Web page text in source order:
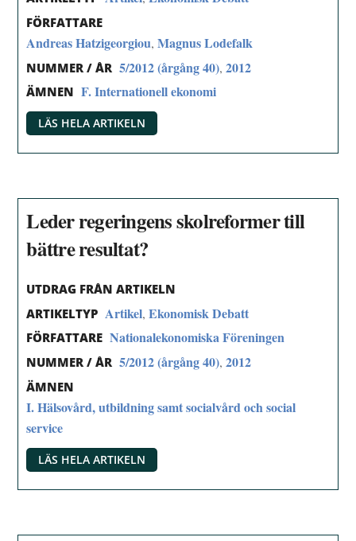
FÖRFATTARE
Andreas Hatzigeorgiou,Magnus Lodefalk
NUMMER / ÅR 5/2012 (årgång 40),2012
ÄMNEN F. Internationell ekonomi
LÄS HELA ARTIKELN
Leder regeringens skolreformer till
bättre resultat?
UTDRAG FRÅN ARTIKELN
ARTIKELTYP Artikel,Ekonomisk Debatt
FÖRFATTARE Nationalekonomiska Föreningen
NUMMER / ÅR 5/2012 (årgång 40),2012
ÄMNEN
I. Hälsovård, utbildning samt socialvård och social
service
LÄS HELA ARTIKELN